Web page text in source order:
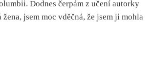
Dodnes čerpám z učení autorky
jsem moc vděčná, že jsem ji mohla